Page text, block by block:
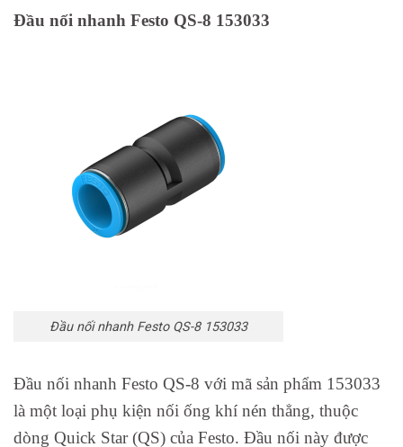
Đầu nối nhanh Festo QS-8 153033
Đầu nối nhanh Festo QS-8 153033
Đầu nối nhanh Festo QS-8 với mã sản phẩm 153033
là một loại phụ kiện nối ống khí nén thẳng, thuộc
dòng Quick Star (QS) của Festo. Đầu nối này được